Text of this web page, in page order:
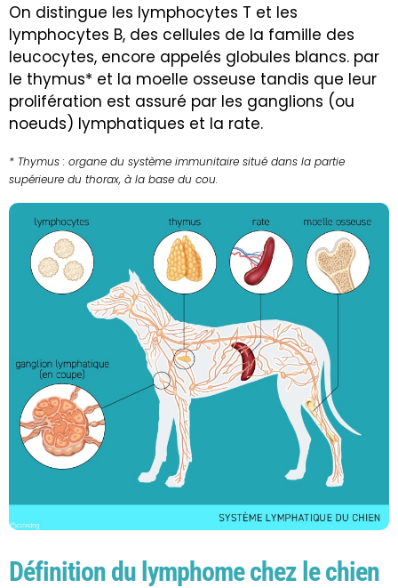
On distingue les lymphocytes T et les
lymphocytes B, des cellules de la famille des
leucocytes, encore appelés globules blancs. par
le thymus* et la moelle osseuse tandis que leur
prolifération est assuré par les ganglions (ou
noeuds) lymphatiques et la rate.
* Thymus : organe du système immunitaire situé dans la partie
supérieure du thorax, à la base du cou.
Définition du lymphome chez le chien